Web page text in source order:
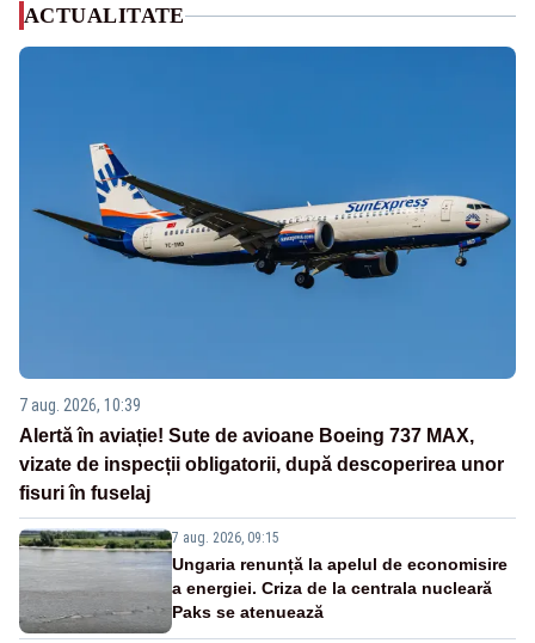
ACTUALITATE
7 aug. 2026, 10:39
Alertă în aviație! Sute de avioane Boeing 737 MAX,
vizate de inspecții obligatorii, după descoperirea unor
fisuri în fuselaj
7 aug. 2026, 09:15
Ungaria renunță la apelul de economisire
a energiei. Criza de la centrala nucleară
Paks se atenuează